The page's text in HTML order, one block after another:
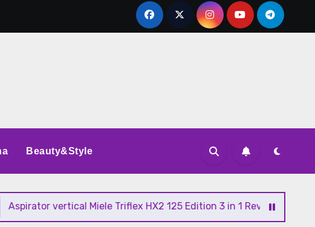
Beauty&Style
vertical Miele Triflex HX2 125 Edition 3 in 1 Review si Pareri